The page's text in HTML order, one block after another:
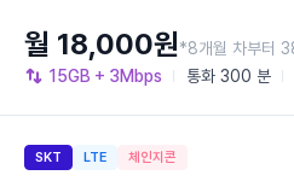
15GB + 3Mbps 통화 300 분
월 18,000원*8개월 차부터
SKT LTE 체인지콘